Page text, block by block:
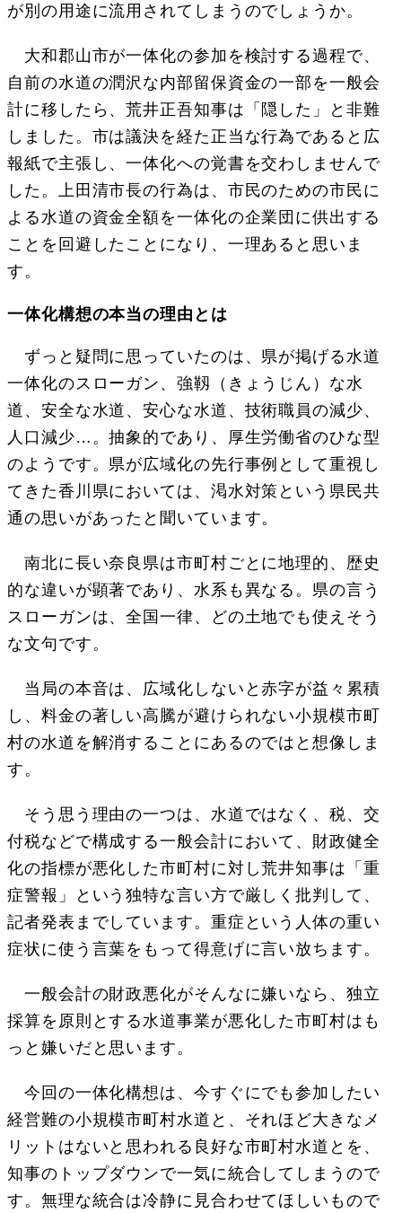
が別の用途に流用されてしまうのでしょうか。
大和郡山市が一体化の参加を検討する過程で、
自前の水道の潤沢な内部留保資金の一部を一般会
計に移したら、荒井正吾知事は「隠した」と非難
しました。市は議決を経た正当な行為であると広
報紙で主張し、一体化への覚書を交わしませんで
した。上田清市長の行為は、市民のための市民に
よる水道の資金全額を一体化の企業団に供出する
ことを回避したことになり、一理あると思いま
す。
一体化構想の本当の理由とは
ずっと疑問に思っていたのは、県が掲げる水道
一体化のスローガン、強靱（きょうじん）な水
道、安全な水道、安心な水道、技術職員の減少、
人口減少…。抽象的であり、厚生労働省のひな型
のようです。県が広域化の先行事例として重視し
てきた香川県においては、渇水対策という県民共
通の思いがあったと聞いています。
南北に長い奈良県は市町村ごとに地理的、歴史
的な違いが顕著であり、水系も異なる。県の言う
スローガンは、全国一律、どの土地でも使えそう
な文句です。
当局の本音は、広域化しないと赤字が益々累積
し、料金の著しい高騰が避けられない小規模市町
村の水道を解消することにあるのではと想像しま
す。
そう思う理由の一つは、水道ではなく、税、交
付税などで構成する一般会計において、財政健全
化の指標が悪化した市町村に対し荒井知事は「重
症警報」という独特な言い方で厳しく批判して、
記者発表までしています。重症という人体の重い
症状に使う言葉をもって得意げに言い放ちます。
一般会計の財政悪化がそんなに嫌いなら、独立
採算を原則とする水道事業が悪化した市町村はも
っと嫌いだと思います。
今回の一体化構想は、今すぐにでも参加したい
経営難の小規模市町村水道と、それほど大きなメ
リットはないと思われる良好な市町村水道とを、
知事のトップダウンで一気に統合してしまうので
す。無理な統合は冷静に見合わせてほしいもので